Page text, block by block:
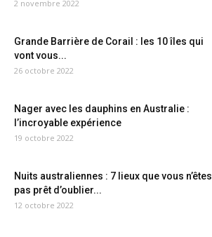
2 novembre 2022
Grande Barrière de Corail : les 10 îles qui
vont vous...
26 octobre 2022
Nager avec les dauphins en Australie :
l’incroyable expérience
19 octobre 2022
Nuits australiennes : 7 lieux que vous n’êtes
pas prêt d’oublier...
12 octobre 2022